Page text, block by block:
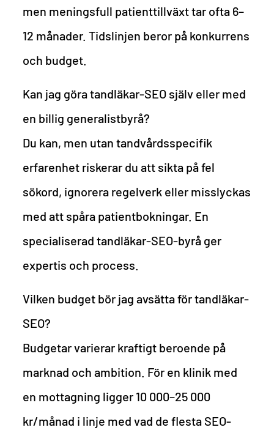
men meningsfull patienttillväxt tar ofta 6–
12 månader. Tidslinjen beror på konkurrens
och budget.
Kan jag göra tandläkar-SEO själv eller med
en billig generalistbyrå?
Du kan, men utan tandvårdsspecifik
erfarenhet riskerar du att sikta på fel
sökord, ignorera regelverk eller misslyckas
med att spåra patientbokningar. En
specialiserad tandläkar-SEO-byrå ger
expertis och process.
Vilken budget bör jag avsätta för tandläkar-
SEO?
Budgetar varierar kraftigt beroende på
marknad och ambition. För en klinik med
en mottagning ligger 10 000–25 000
kr/månad i linje med vad de flesta SEO-